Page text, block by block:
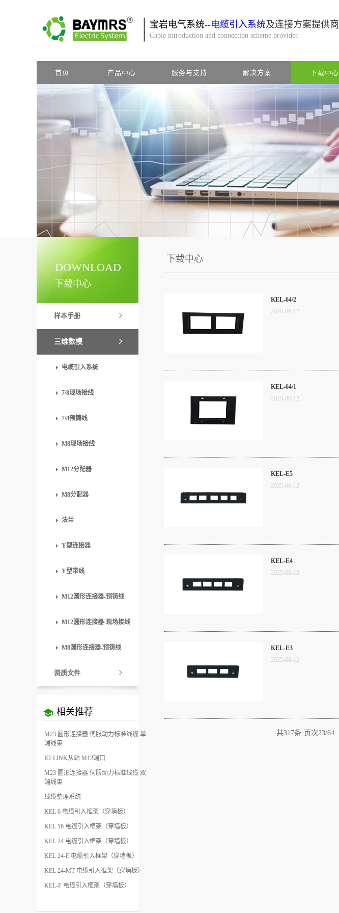
宝岩电气系统--电缆引入系统及连接方案提供商
Cable introduction and connection scheme provider
首页 产品中心 服务与支持 解决方案 下载中心
下载中心
DOWNLOAD
样本手册
三维数模
电缆引入系统
7/8现场接线
7/8预铸线
M8现场接线
M12分配器
M8分配器
法兰
Y型连接器
Y型带线
M12圆形连接器-预铸线
M12圆形连接器-现场接线
M8圆形连接器-预铸线
资质文件
相关推荐
M23 圆形连接器 伺服动力标准线缆 单
端线束
IO-LINK从站 M12端口
M23 圆形连接器 伺服动力标准线缆 双
端线束
线缆整理系统
KEL 6 电缆引入框架（穿墙板）
KEL 16 电缆引入框架（穿墙板）
KEL 24 电缆引入框架（穿墙板）
KEL 24-E 电缆引入框架（穿墙板）
KEL 24-MT 电缆引入框架（穿墙板）
KEL-F 电缆引入框架（穿墙板）
下载中心
KEL-64/2
2025-06- 12
KEL-64/1
2025-06- 12
KEL-E5
2025-06- 12
KEL-E4
2025-06- 12
KEL-E3
2025-06- 12
共317条 页次23/64